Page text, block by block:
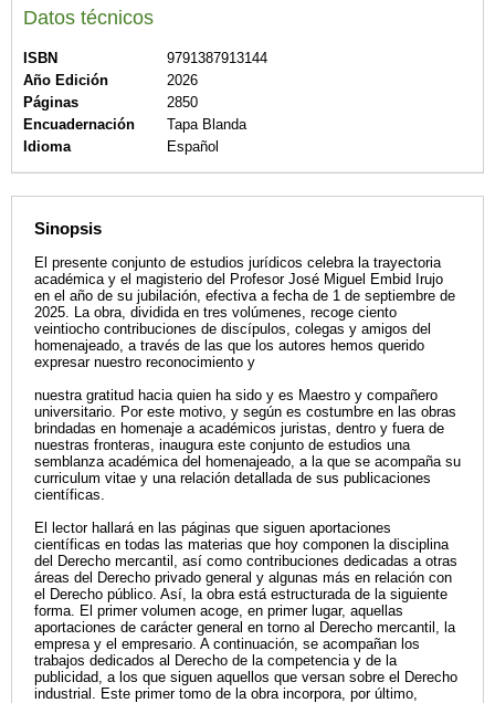
Datos técnicos
ISBN
9791387913144
Año Edición
2026
Páginas
2850
Encuadernación
Tapa Blanda
Idioma
Español
Sinopsis
El presente conjunto de estudios jurídicos celebra la trayectoria
académica y el magisterio del Profesor José Miguel Embid Irujo
en el año de su jubilación, efectiva a fecha de 1 de septiembre de
2025. La obra, dividida en tres volúmenes, recoge ciento
veintiocho contribuciones de discípulos, colegas y amigos del
homenajeado, a través de las que los autores hemos querido
expresar nuestro reconocimiento y
nuestra gratitud hacia quien ha sido y es Maestro y compañero
universitario. Por este motivo, y según es costumbre en las obras
brindadas en homenaje a académicos juristas, dentro y fuera de
nuestras fronteras, inaugura este conjunto de estudios una
semblanza académica del homenajeado, a la que se acompaña su
curriculum vitae y una relación detallada de sus publicaciones
científicas.
El lector hallará en las páginas que siguen aportaciones
científicas en todas las materias que hoy componen la disciplina
del Derecho mercantil, así como contribuciones dedicadas a otras
áreas del Derecho privado general y algunas más en relación con
el Derecho público. Así, la obra está estructurada de la siguiente
forma. El primer volumen acoge, en primer lugar, aquellas
aportaciones de carácter general en torno al Derecho mercantil, la
empresa y el empresario. A continuación, se acompañan los
trabajos dedicados al Derecho de la competencia y de la
publicidad, a los que siguen aquellos que versan sobre el Derecho
industrial. Este primer tomo de la obra incorpora, por último,